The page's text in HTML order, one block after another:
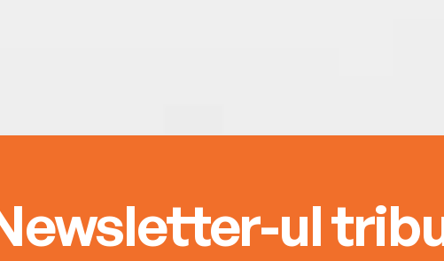
ul